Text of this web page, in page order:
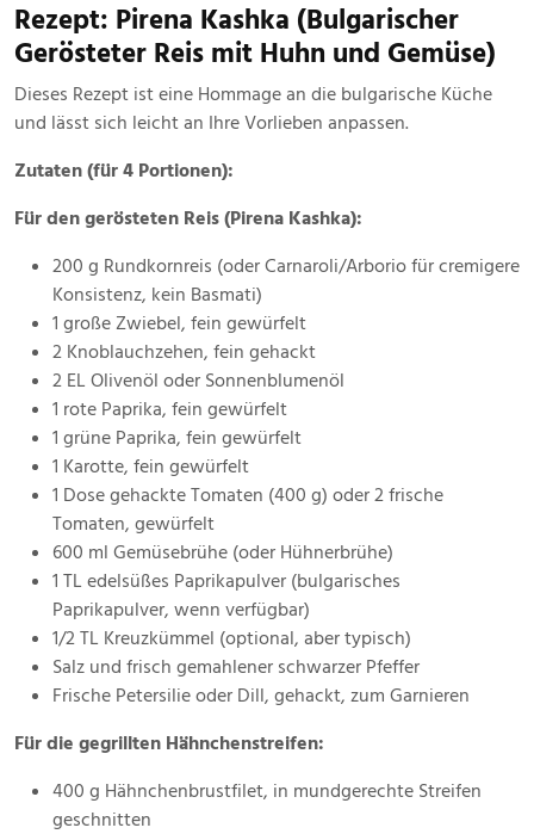
Rezept: Pirena Kashka (Bulgarischer
Gerösteter Reis mit Huhn und Gemüse)
Dieses Rezept ist eine Hommage an die bulgarische Küche
und lässt sich leicht an Ihre Vorlieben anpassen.
Zutaten (für 4 Portionen):
Für den gerösteten Reis (Pirena Kashka):
200 g Rundkornreis (oder Carnaroli/Arborio für cremigere
Konsistenz, kein Basmati)
1 große Zwiebel, fein gewürfelt
2 Knoblauchzehen, fein gehackt
2 EL Olivenöl oder Sonnenblumenöl
1 rote Paprika, fein gewürfelt
1 grüne Paprika, fein gewürfelt
1 Karotte, fein gewürfelt
1 Dose gehackte Tomaten (400 g) oder 2 frische
Tomaten, gewürfelt
600 ml Gemüsebrühe (oder Hühnerbrühe)
1 TL edelsüßes Paprikapulver (bulgarisches
Paprikapulver, wenn verfügbar)
1/2 TL Kreuzkümmel (optional, aber typisch)
Salz und frisch gemahlener schwarzer Pfeffer
Frische Petersilie oder Dill, gehackt, zum Garnieren
Für die gegrillten Hähnchenstreifen:
400 g Hähnchenbrustfilet, in mundgerechte Streifen
geschnitten